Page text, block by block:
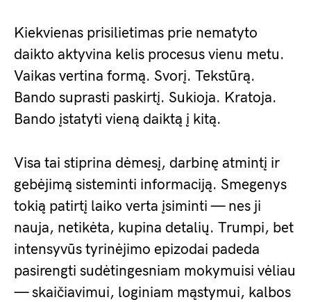
Kiekvienas prisilietimas prie nematyto
daikto aktyvina kelis procesus vienu metu.
Vaikas vertina formą. Svorį. Tekstūrą.
Bando suprasti paskirtį. Sukioja. Kratoja.
Bando įstatyti vieną daiktą į kitą.
Visa tai stiprina dėmesį, darbinę atmintį ir
gebėjimą sisteminti informaciją. Smegenys
tokią patirtį laiko verta įsiminti — nes ji
nauja, netikėta, kupina detalių. Trumpi, bet
intensyvūs tyrinėjimo epizodai padeda
pasirengti sudėtingesniam mokymuisi vėliau
— skaičiavimui, loginiam mąstymui, kalbos